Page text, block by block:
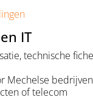
IT
technische
Mechelse
of telecom